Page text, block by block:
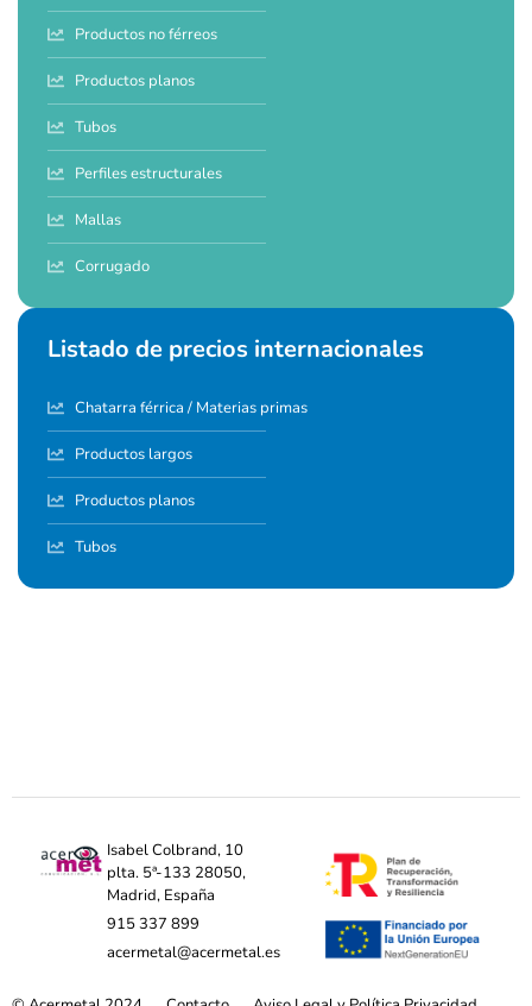
Productos no férreos
Productos planos
Tubos
Perfiles estructurales
Mallas
Corrugado
Listado de precios internacionales
Chatarra férrica / Materias primas
Productos largos
Productos planos
Tubos
Isabel Colbrand, 10
plta. 5ª-133 28050,
Madrid, España
915 337 899
acermetal@acermetal.es